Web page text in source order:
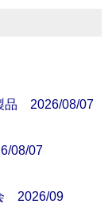
品 2026/08/07
08/07
2026/09